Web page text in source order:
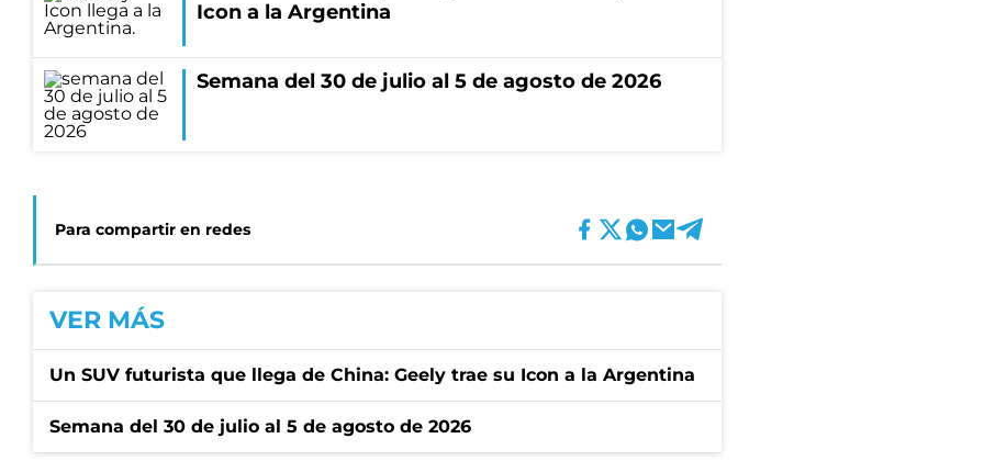
Icon a la Argentina
Semana del 30 de julio al 5 de agosto de 2026
Para compartir en redes
VER MÁS
Un SUV futurista que llega de China: Geely trae su Icon a la Argentina
Semana del 30 de julio al 5 de agosto de 2026